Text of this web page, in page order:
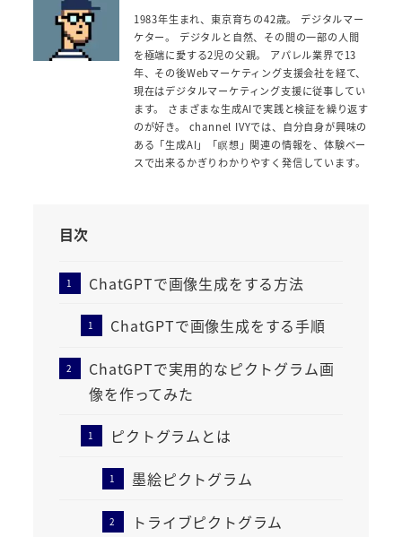
1983年生まれ、東京育ちの42歳。 デジタルマー
ケター。 デジタルと自然、その間の一部の人間
を極端に愛する2児の父親。 アパレル業界で13
年、その後Webマーケティング支援会社を経て、
現在はデジタルマーケティング支援に従事してい
ます。 さまざまな生成AIで実践と検証を繰り返す
のが好き。 channel IVYでは、自分自身が興味の
ある「生成AI」「瞑想」関連の情報を、体験ベー
スで出来るかぎりわかりやすく発信しています。
目次
ChatGPTで画像生成をする方法
ChatGPTで画像生成をする手順
ChatGPTで実用的なピクトグラム画
像を作ってみた
ピクトグラムとは
墨絵ピクトグラム
トライブピクトグラム